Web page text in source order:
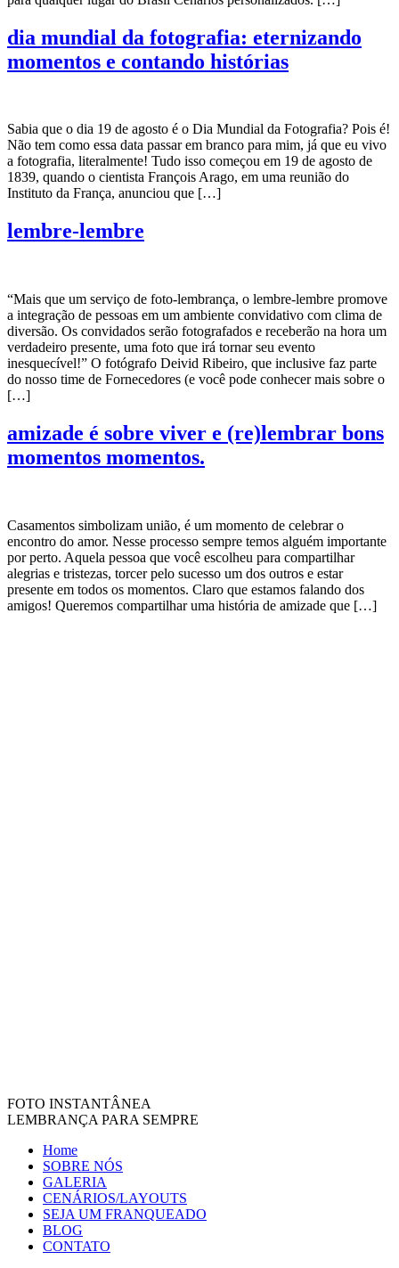
dia mundial da fotografia: eternizando
momentos e contando histórias
Sabia que o dia 19 de agosto é o Dia Mundial da Fotografia? Pois é!
Não tem como essa data passar em branco para mim, já que eu vivo
a fotografia, literalmente! Tudo isso começou em 19 de agosto de
1839, quando o cientista François Arago, em uma reunião do
Instituto da França, anunciou que […]
lembre-lembre
“Mais que um serviço de foto-lembrança, o lembre-lembre promove
a integração de pessoas em um ambiente convidativo com clima de
diversão. Os convidados serão fotografados e receberão na hora um
verdadeiro presente, uma foto que irá tornar seu evento
inesquecível!” O fotógrafo Deivid Ribeiro, que inclusive faz parte
do nosso time de Fornecedores (e você pode conhecer mais sobre o
[…]
amizade é sobre viver e (re)lembrar bons
momentos momentos.
Casamentos simbolizam união, é um momento de celebrar o
encontro do amor. Nesse processo sempre temos alguém importante
por perto. Aquela pessoa que você escolheu para compartilhar
alegrias e tristezas, torcer pelo sucesso um dos outros e estar
presente em todos os momentos. Claro que estamos falando dos
amigos! Queremos compartilhar uma história de amizade que […]
FOTO INSTANTÂNEA
LEMBRANÇA PARA SEMPRE
Home
SOBRE NÓS
GALERIA
CENÁRIOS/LAYOUTS
SEJA UM FRANQUEADO
BLOG
CONTATO